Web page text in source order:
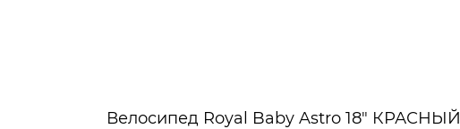
Велосипед Royal Baby Astro 18" КРАСНЫЙ